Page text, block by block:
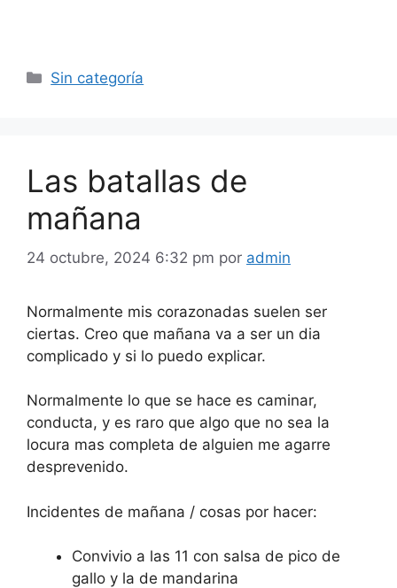
Categorías
Sin categoría
Las batallas de
mañana
24 octubre, 2024 6:32 pm por admin
Normalmente mis corazonadas suelen ser
ciertas. Creo que mañana va a ser un dia
complicado y si lo puedo explicar.
Normalmente lo que se hace es caminar,
conducta, y es raro que algo que no sea la
locura mas completa de alguien me agarre
desprevenido.
Incidentes de mañana / cosas por hacer:
Convivio a las 11 con salsa de pico de
gallo y la de mandarina